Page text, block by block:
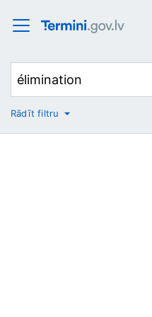
No
Rādīt filtru